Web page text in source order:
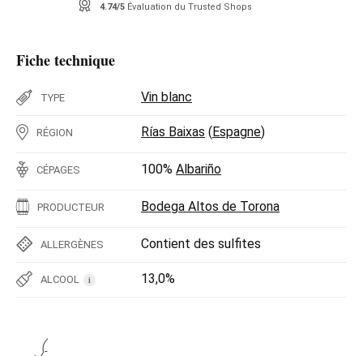
4.74/5 Évaluation du Trusted Shops
Fiche technique
TYPE Vin blanc
RÉGION Rías Baixas (Espagne)
CÉPAGES 100% Albariño
PRODUCTEUR Bodega Altos de Torona
ALLERGÈNES Contient des sulfites
ALCOOL i 13,0%